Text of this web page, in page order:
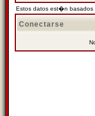
Estos datos est�n basados
Conectarse